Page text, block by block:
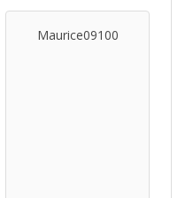
Maurice09100